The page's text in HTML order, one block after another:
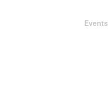
Events